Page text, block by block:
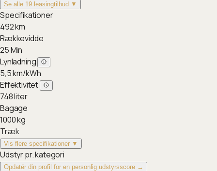
Se alle 19 leasingtilbud ▼
Specifikationer
492km
Rækkevidde
25Min
Lynladning
5,5km/kWh
Effektivitet
748liter
Bagage
1000kg
Træk
Vis flere specifikationer ▼
Udstyr pr. kategori
Opdatér din profil for en personlig udstyrsscore →